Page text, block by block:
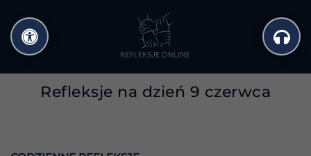
do
treści
Refleksje na dzień 9 czerwca